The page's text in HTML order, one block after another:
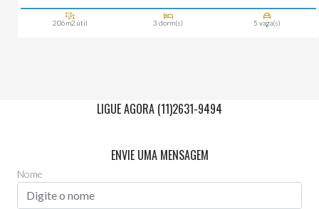
206m2 útil 3 dorm(s) 5 vaga(s)
LIGUE AGORA (11)2631-9494
ENVIE UMA MENSAGEM
Nome